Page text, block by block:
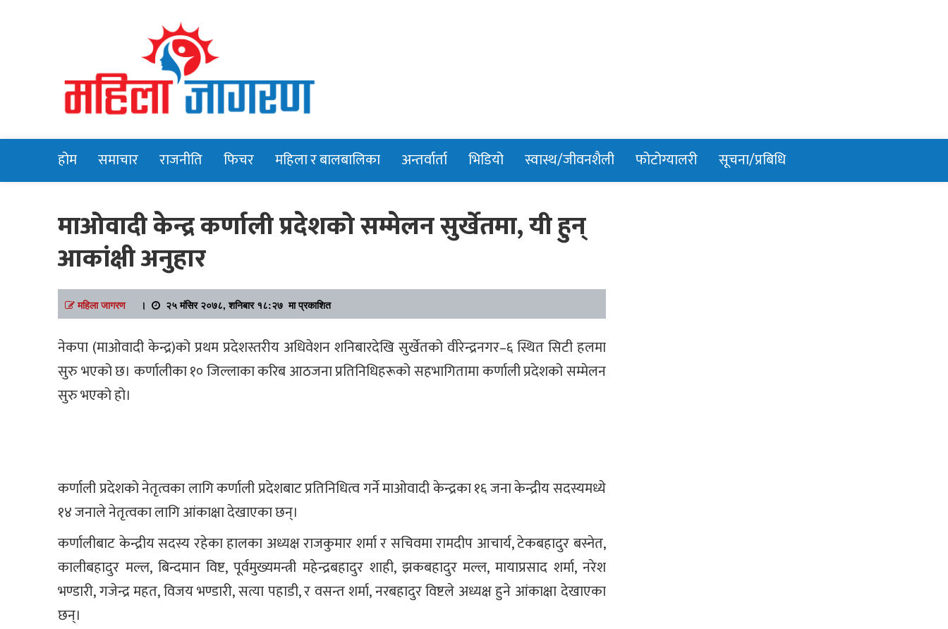
Mahilajagaran
होम समाचार राजनीति फिचर महिला र बालबालिका अन्तर्वार्ता भिडियो स्वास्थ/जीवनशैली फोटोग्यालरी सूचना/प्रबिधि
माओवादी केन्द्र कर्णाली प्रदेशको सम्मेलन सुर्खेतमा, यी हुन्
आकांक्षी अनुहार
महिला जागरण। २५ मंसिर २०७८, शनिबार १८:२७ मा प्रकाशित
नेकपा (माओवादी केन्द्र)को प्रथम प्रदेशस्तरीय अधिवेशन शनिबारदेखि सुर्खेतको वीरेन्द्रनगर–६ स्थित सिटी हलमा
सुरु भएको छ। कर्णालीका १० जिल्लाका करिब आठजना प्रतिनिधिहरूको सहभागितामा कर्णाली प्रदेशको सम्मेलन
सुरु भएको हो।
कर्णाली प्रदेशको नेतृत्वका लागि कर्णाली प्रदेशबाट प्रतिनिधित्व गर्ने माओवादी केन्द्रका १६ जना केन्द्रीय सदस्यमध्ये
१४ जनाले नेतृत्वका लागि आंकाक्षा देखाएका छन्।
कर्णालीबाट केन्द्रीय सदस्य रहेका हालका अध्यक्ष राजकुमार शर्मा र सचिवमा रामदीप आचार्य, टेकबहादुर बस्नेत,
कालीबहादुर मल्ल, बिन्दमान विष्ट, पूर्वमुख्यमन्त्री महेन्द्रबहादुर शाही, झकबहादुर मल्ल, मायाप्रसाद शर्मा, नरेश
भण्डारी, गजेन्द्र महत, विजय भण्डारी, सत्या पहाडी, र वसन्त शर्मा, नरबहादुर विष्टले अध्यक्ष हुने आंकाक्षा देखाएका
छन्।